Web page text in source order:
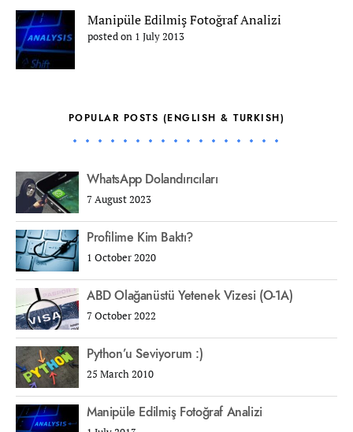
Manipüle Edilmiş Fotoğraf Analizi
posted on 1 July 2013
POPULAR POSTS (ENGLISH & TURKISH)
WhatsApp Dolandırıcıları
7 August 2023
Profilime Kim Baktı?
1 October 2020
ABD Olağanüstü Yetenek Vizesi (O-1A)
7 October 2022
Python’u Seviyorum :)
25 March 2010
Manipüle Edilmiş Fotoğraf Analizi